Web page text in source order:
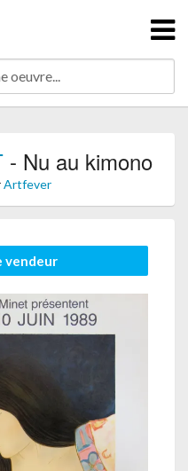
- Nu au kimono
Artfever
vendeur